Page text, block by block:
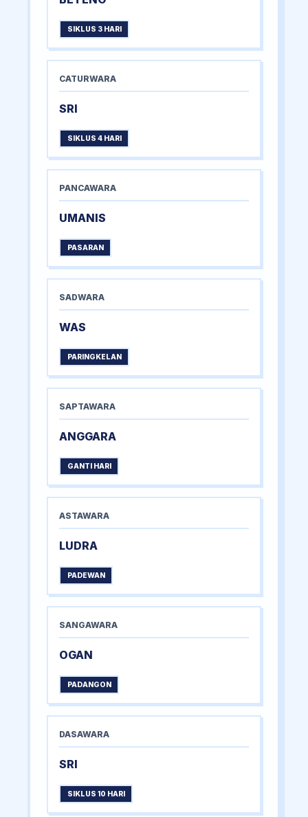
SIKLUS 3 HARI
CATURWARA
SRI
SIKLUS 4 HARI
PANCAWARA
UMANIS
PASARAN
SADWARA
WAS
PARINGKELAN
SAPTAWARA
ANGGARA
GANTI HARI
ASTAWARA
LUDRA
PADEWAN
SANGAWARA
OGAN
PADANGON
DASAWARA
SRI
SIKLUS 10 HARI